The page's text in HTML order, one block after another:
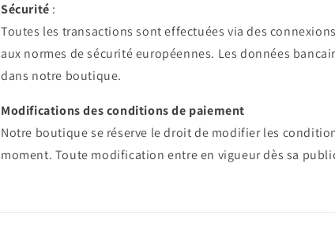
Sécurité :
Toutes les transactions sont effectuées via des
aux normes de sécurité européennes. Les données
dans notre boutique.
Modifications des conditions de paiement
Notre boutique se réserve le droit de modifier les
moment. Toute modification entre en vigueur dès sa